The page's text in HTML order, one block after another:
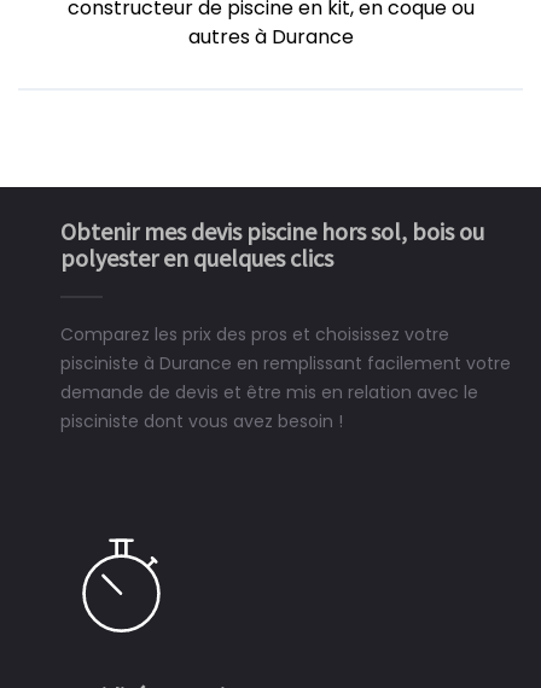
constructeur de piscine en kit, en coque ou
autres à Durance
Obtenir mes devis piscine hors sol, bois ou
polyester en quelques clics
Comparez les prix des pros et choisissez votre
pisciniste à Durance en remplissant facilement votre
demande de devis et être mis en relation avec le
pisciniste dont vous avez besoin !